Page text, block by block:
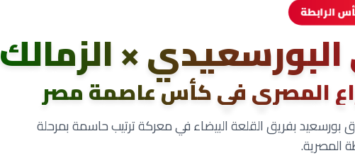
الرابطة
× الزمالك
المصري في كأس عاصمة مصر
بفريق القلعة البيضاء في معركة ترتيب حاسمة بمرحلة
المصرية.